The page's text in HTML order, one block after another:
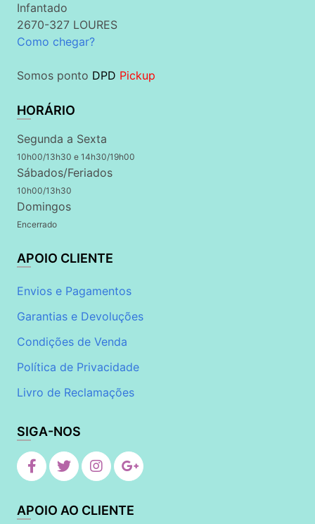
Infantado
2670-327 LOURES
Como chegar?
Somos ponto DPD Pickup
HORÁRIO
Segunda a Sexta
10h00/13h30 e 14h30/19h00
Sábados/Feriados
10h00/13h30
Domingos
Encerrado
APOIO CLIENTE
Envios e Pagamentos
Garantias e Devoluções
Condições de Venda
Política de Privacidade
Livro de Reclamações
SIGA-NOS
APOIO AO CLIENTE